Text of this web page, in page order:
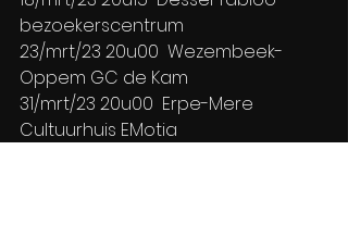
bezoekerscentrum
23/mrt/23 20u00  Wezembeek-
Oppem GC de Kam
31/mrt/23 20u00  Erpe-Mere
Cultuurhuis EMotia